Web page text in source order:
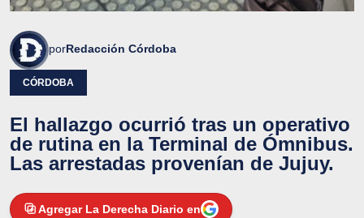
porRedacción Córdoba
CÓRDOBA
El hallazgo ocurrió tras un operativo
de rutina en la Terminal de Ómnibus.
Las arrestadas provenían de Jujuy.
Agregar La Derecha Diario en